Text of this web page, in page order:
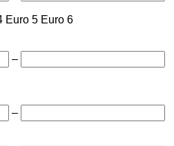
Euro 5 Euro 6
–
–